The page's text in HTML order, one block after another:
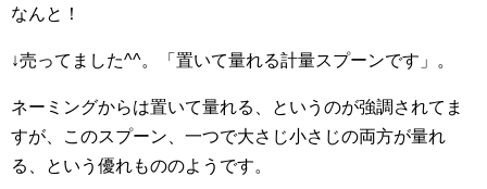
なんと！
↓売ってました^^。「置いて量れる計量スプーンです」。
ネーミングからは置いて量れる、というのが強調されてま
すが、このスプーン、一つで大さじ小さじの両方が量れ
る、という優れもののようです。